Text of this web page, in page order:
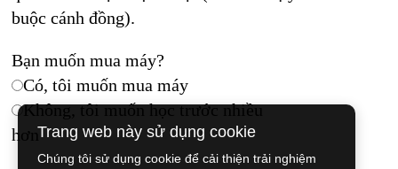
buộc cánh đồng).
Bạn muốn mua máy?
Có, tôi muốn mua máy
Không, tôi muốn học trước nhiều
hơnTrang web này sử dụng cookie
Chúng tôi sử dụng cookie để cải thiện trải nghiệm